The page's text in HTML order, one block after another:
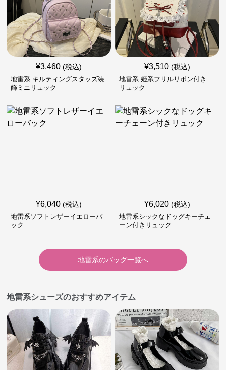
¥3,460 (税込)
地雷系 キルティングスタッズ装
飾ミニリュック
¥3,510 (税込)
地雷系 姫系フリルリボン付き
リュック
¥6,040 (税込)
地雷系ソフトレザーイエローバ
ック
¥6,020 (税込)
地雷系シックなドッグキーチェ
ーン付きリュック
地雷系のバッグ一覧へ
地雷系シューズのおすすめアイテム